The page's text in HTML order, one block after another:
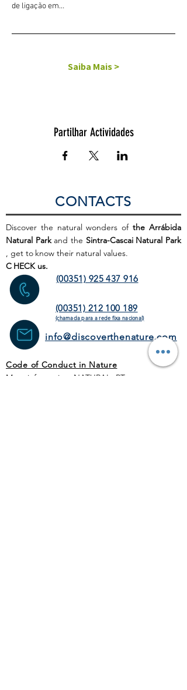
de ligação em…
Saiba Mais >
Partilhar Actividades
CONTACTS
Discover the natural wonders ofthe Arrábida
Natural Parkand the Sintra-Cascai Natural Park
, get to know their natural values.
C HECK us.
(00351) 925 437 916
(00351) 212 100 189
(chamada para a rede fixa nacional)
info@discoverthenature.com
Code of Conduct in Nature
More information:
NATURAL .PT